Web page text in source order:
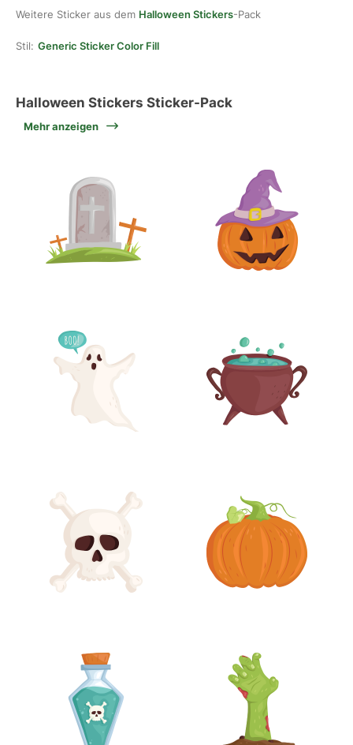
Weitere Sticker aus dem Halloween Stickers-Pack
Stil: Generic Sticker Color Fill
Halloween Stickers Sticker-Pack
Mehr anzeigen